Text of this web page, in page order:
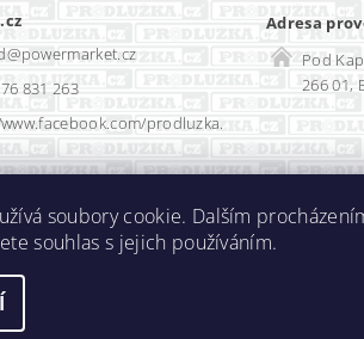
@powermarket.cz
831 263
prodluzka.
Adresa
Pod
266 01,
soubory cookie. Dalším
souhlas s jejich používáním.